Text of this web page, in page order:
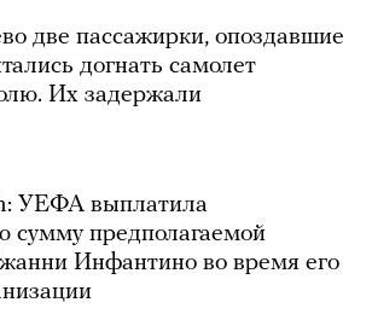
две пассажирки, опоздавшие
догнать самолет
Их задержали
УЕФА выплатила
сумму предполагаемой
Инфантино во время его